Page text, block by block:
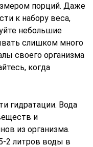
порций. Даже
к набору веса,
небольшие
слишком много
своего организма
когда
гидратации. Вода
и
из организма.
2 литров воды в